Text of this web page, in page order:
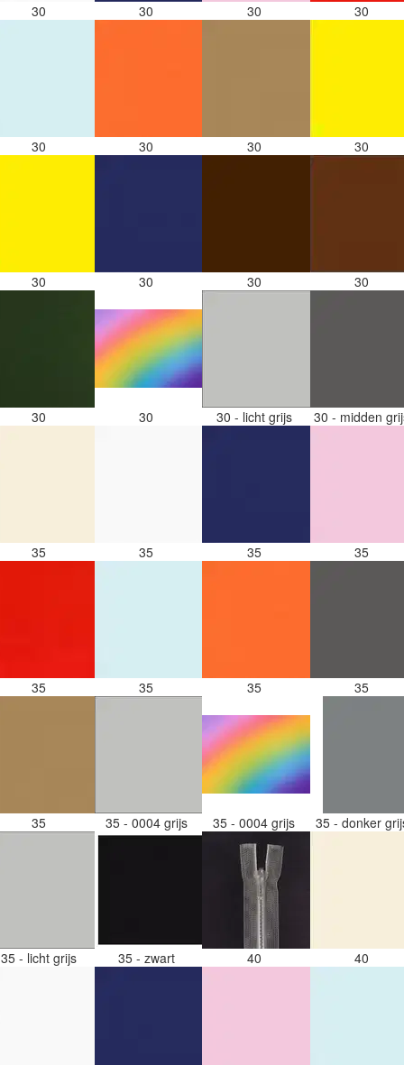
30 30 30 30
30 30 30 30
30 30 30 30
30 30 30 - licht grijs 30 - midden
35 35 35 35
35 35 35 35
35 35 - 0004 grijs 35 - 0004 grijs 35 - donker
35 - licht grijs 35 - zwart 40 40